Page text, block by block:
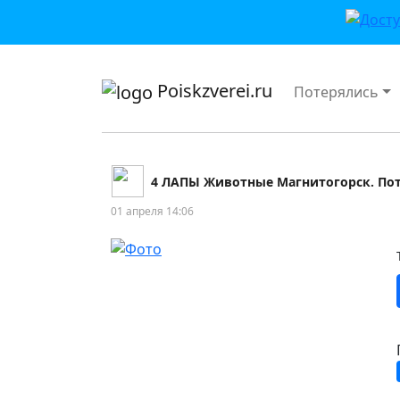
Poiskzverei.ru Потерялись
4 ЛАПЫ Животные Магнитогорск.
01 апреля 14:06